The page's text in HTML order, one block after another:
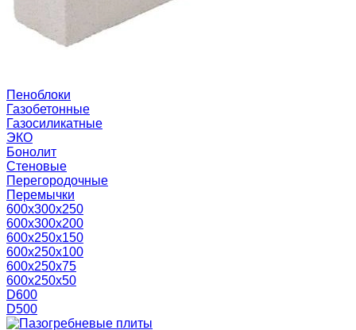
Пеноблоки
Газобетонные
Газосиликатные
ЭКО
Бонолит
Стеновые
Перегородочные
Перемычки
600х300х250
600х300х200
600х250х150
600х250х100
600х250х75
600х250х50
D600
D500